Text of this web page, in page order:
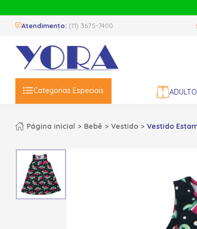
Atendimento: (11) 3675-7400
Categorias Especiais ADULTO
Página inicial Bebê Vestido Vestido